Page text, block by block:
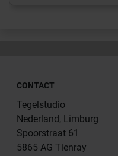
CONTACT
Tegelstudio
Nederland, Limburg
Spoorstraat 61
5865 AG Tienray